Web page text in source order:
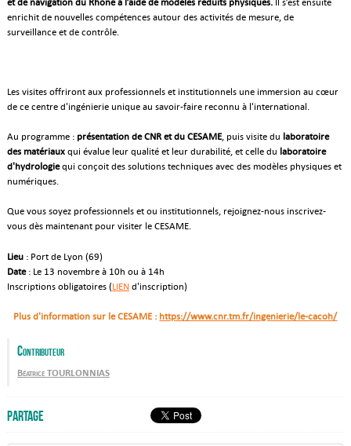
enrichit de nouvelles compétences autour des activités de mesure, de
surveillance et de contrôle.
Les visites offriront aux professionnels et institutionnels une immersion au cœur
de ce centre d'ingénierie unique au savoir-faire reconnu à l'international.
Au programme : présentation de CNR et du CESAME, puis visite du laboratoire
des matériauxqui évalue leur qualité et leur durabilité, et celle du laboratoire
d'hydrologiequi conçoit des solutions techniques avec des modèles physiques et
numériques.
Que vous soyez professionnels et ou institutionnels, rejoignez-nous inscrivez-
vous dès maintenant pour visiter le CESAME.
Lieu: Port de Lyon (69)
Date: Le 13 novembre à 10h ou à 14h
Inscriptions obligatoires (LIENd'inscription)
Plus d'information sur le CESAME : https://www.cnr.tm.fr/ingenierie/le-cacoh/
Contributeur
Béatrice TOURLONNIAS
Partage